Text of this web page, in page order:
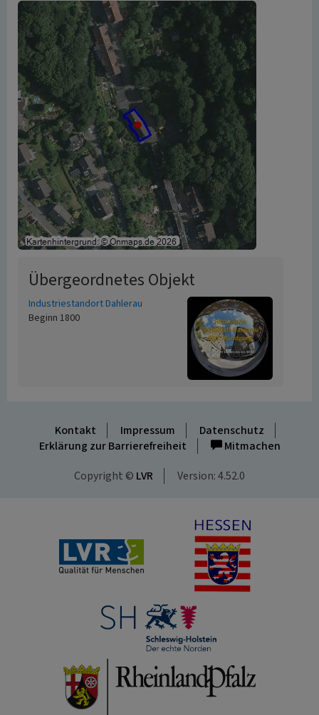
Übergeordnetes Objekt
Industriestandort Dahlerau
Beginn 1800
Kontakt Impressum
Datenschutz
Erklärung zur Barrierefreiheit
Mitmachen
Copyright © LVR Version: 4.52.0